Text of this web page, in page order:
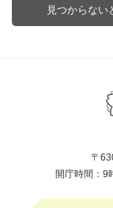
見つからない
〒
開庁時間：9